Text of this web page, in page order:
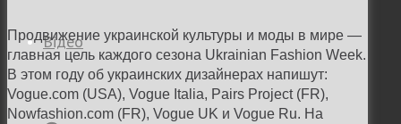
Відео
Продвижение украинской культуры и моды в мире —
главная цель каждого сезона Ukrainian Fashion Week.
В этом году об украинских дизайнерах напишут:
Vogue.com (USA), Vogue Italia, Pairs Project (FR),
Nowfashion.com (FR), Vogue UK и Vogue Ru. На